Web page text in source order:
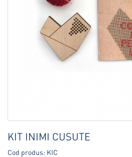
KIT INIMI CUSUTE
Cod produs: KIC